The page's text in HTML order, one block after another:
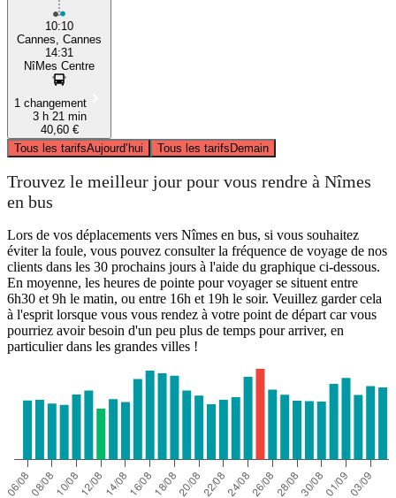
10:10
Cannes, Cannes
14:31
NîMes Centre
1 changement
3 h 21 min
40,60 €
Tous les tarifsAujourd’hui Tous les tarifsDemain
Trouvez le meilleur jour pour vous rendre à Nîmes
en bus
Lors de vos déplacements vers Nîmes en bus, si vous souhaitez
éviter la foule, vous pouvez consulter la fréquence de voyage de nos
clients dans les 30 prochains jours à l'aide du graphique ci-dessous.
En moyenne, les heures de pointe pour voyager se situent entre
6h30 et 9h le matin, ou entre 16h et 19h le soir. Veuillez garder cela
à l'esprit lorsque vous vous rendez à votre point de départ car vous
pourriez avoir besoin d'un peu plus de temps pour arriver, en
particulier dans les grandes villes !